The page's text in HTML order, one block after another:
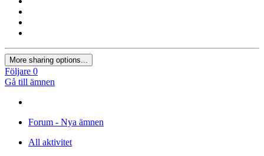
More sharing options...
Följare 0
Gå till ämnen
Forum - Nya ämnen
All aktivitet